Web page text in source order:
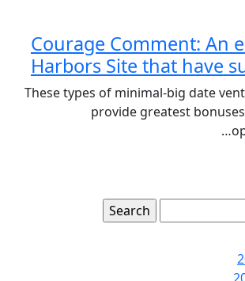
Courage Comment: An
Harbors Site that have
These types of minimal-big date
provide greatest